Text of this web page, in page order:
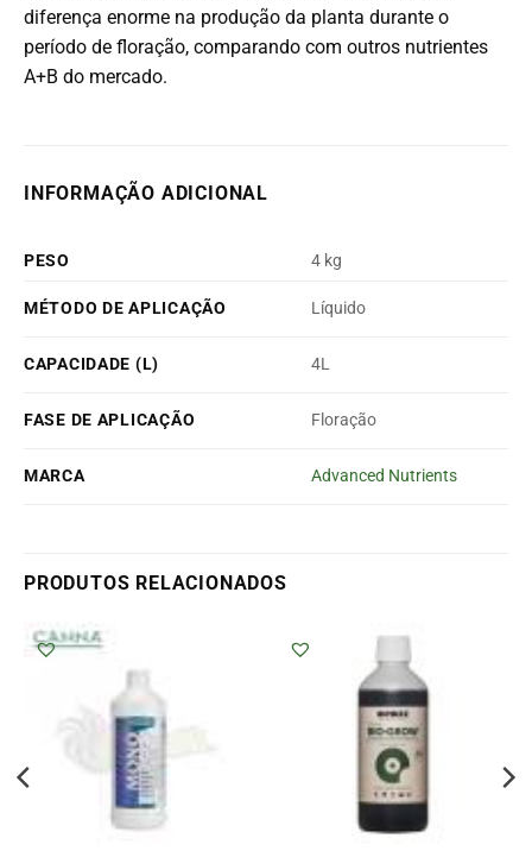
diferença enorme na produção da planta durante o
período de floração, comparando com outros nutrientes
A+B do mercado.
INFORMAÇÃO ADICIONAL
PESO 4 kg
MÉTODO DE APLICAÇÃO Líquido
CAPACIDADE (L) 4L
FASE DE APLICAÇÃO Floração
MARCA Advanced Nutrients
PRODUTOS RELACIONADOS